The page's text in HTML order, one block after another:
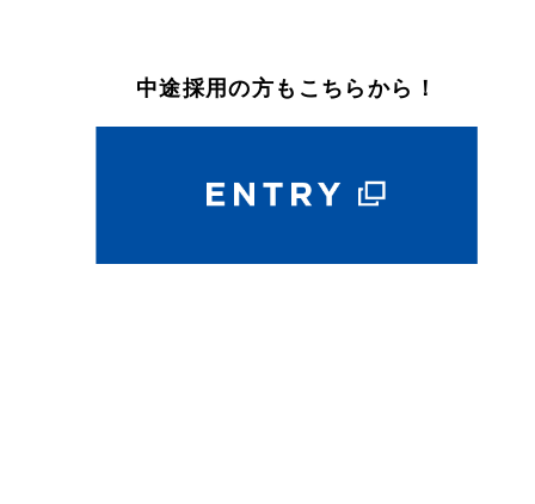
中途採用の方もこちらから！